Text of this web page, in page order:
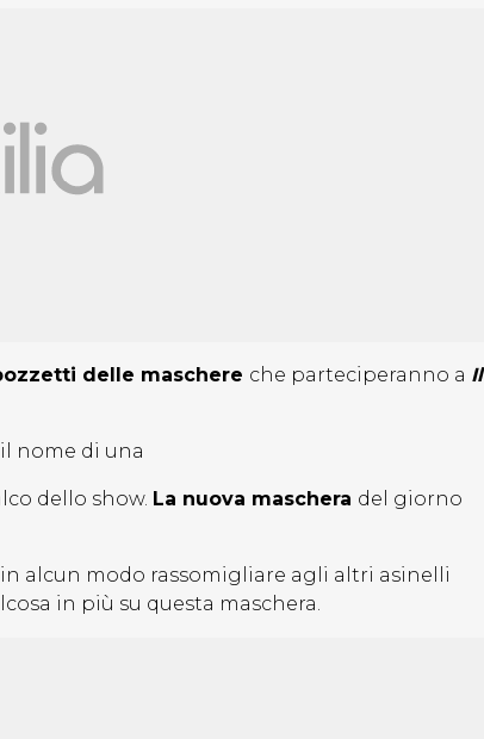
delle maschere che parteciperanno a Il
nome di una
dello show. La nuova maschera del giorno
alcun modo rassomigliare agli altri asinelli
in più su questa maschera.